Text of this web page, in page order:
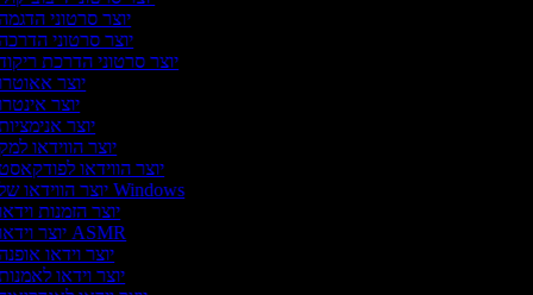
יוצר סרטוני
יוצר סרטוני
יוצר סרטוני הדרכת
יוצר
יוצר
יוצר
יוצר הווידאו
יוצר הווידאו
יוצר הווידאו של Windows
יוצר הזמנות
יוצר וידאו ASMR
יוצר וידאו
יוצר וידאו